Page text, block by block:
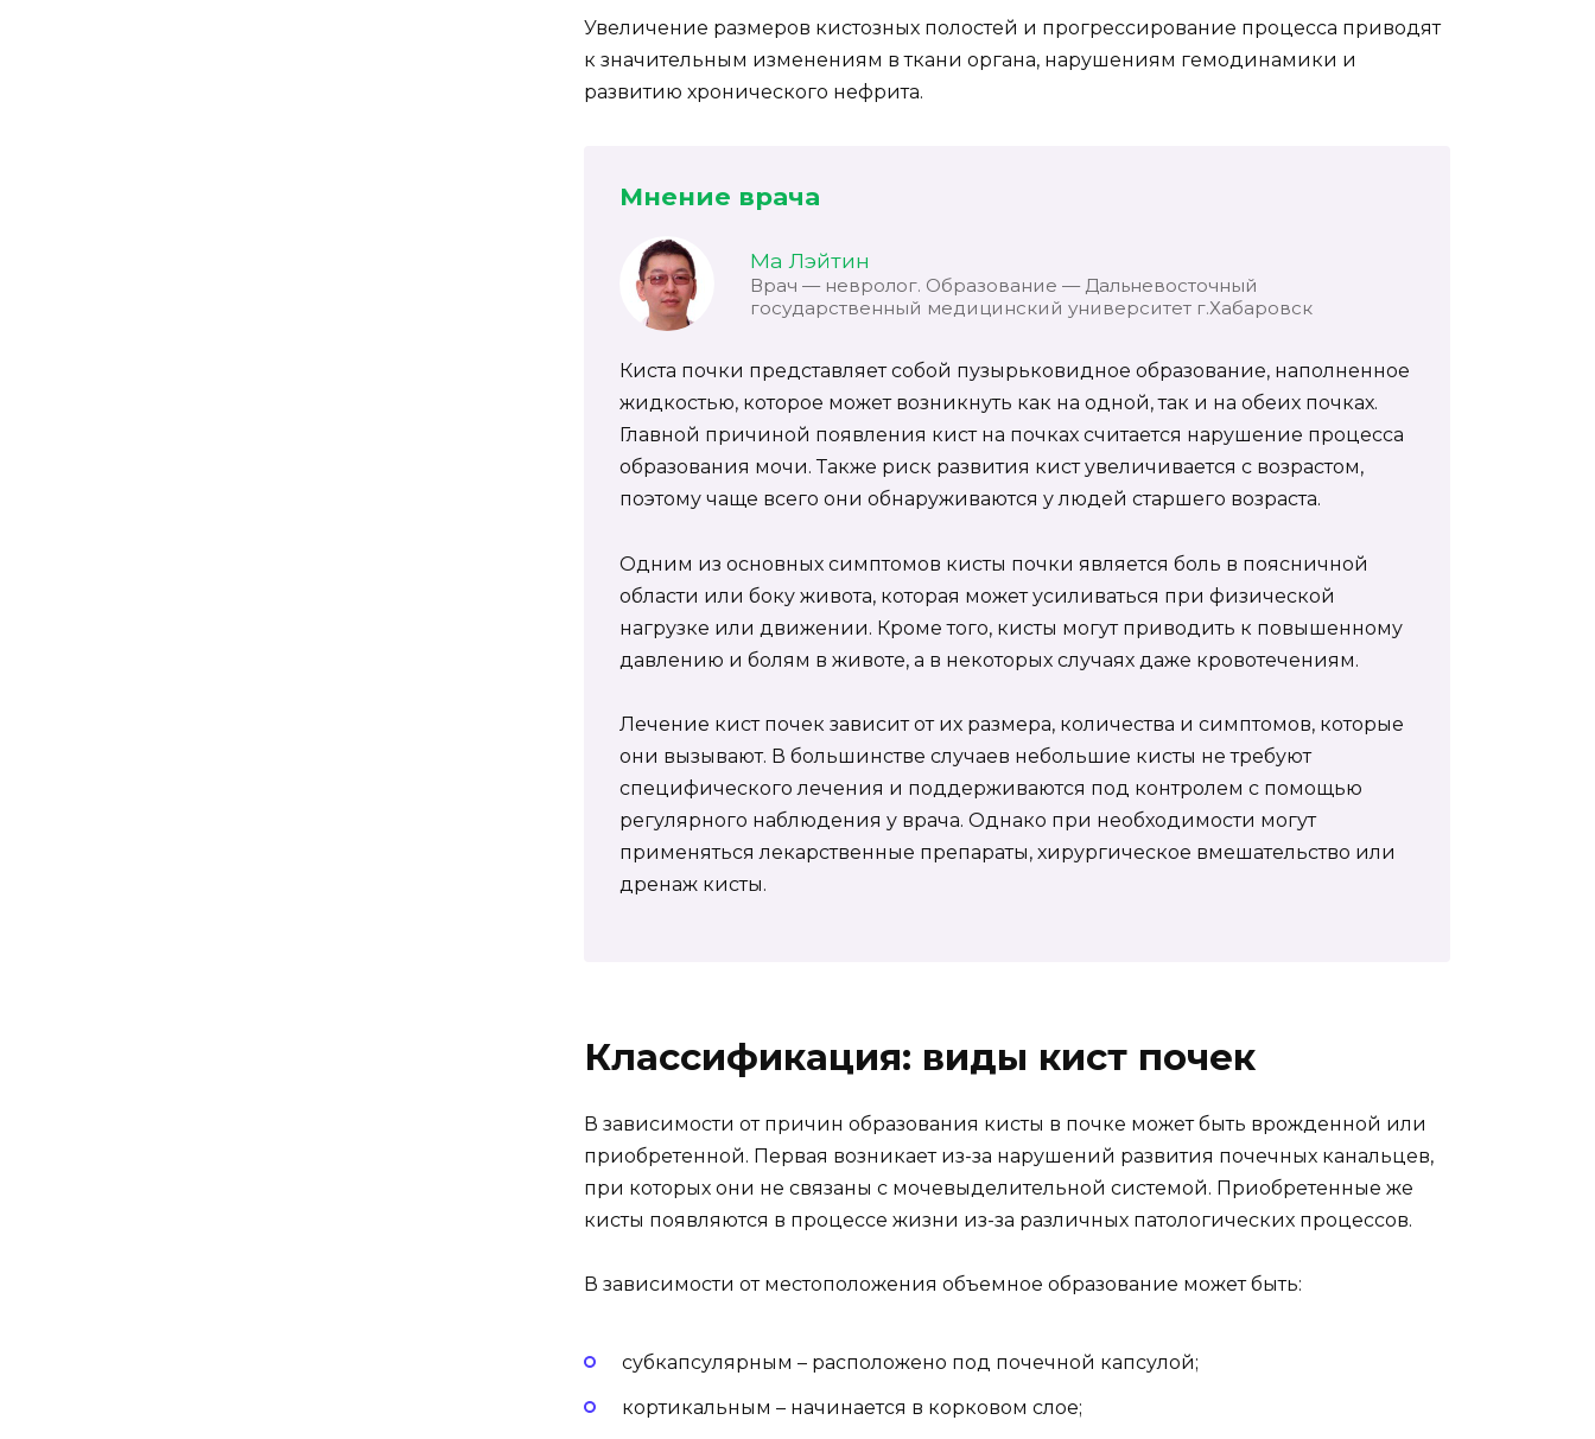
Увеличение размеров кистозных полостей и прогрессирование процесса приводят
к значительным изменениям в ткани органа, нарушениям гемодинамики и
развитию хронического нефрита.
Мнение врача
Ма Лэйтин
Врач — невролог. Образование — Дальневосточный
государственный медицинский университет г.Хабаровск
Киста почки представляет собой пузырьковидное образование, наполненное
жидкостью, которое может возникнуть как на одной, так и на обеих почках.
Главной причиной появления кист на почках считается нарушение процесса
образования мочи. Также риск развития кист увеличивается с возрастом,
поэтому чаще всего они обнаруживаются у людей старшего возраста.
Одним из основных симптомов кисты почки является боль в поясничной
области или боку живота, которая может усиливаться при физической
нагрузке или движении. Кроме того, кисты могут приводить к повышенному
давлению и болям в животе, а в некоторых случаях даже кровотечениям.
Лечение кист почек зависит от их размера, количества и симптомов, которые
они вызывают. В большинстве случаев небольшие кисты не требуют
специфического лечения и поддерживаются под контролем с помощью
регулярного наблюдения у врача. Однако при необходимости могут
применяться лекарственные препараты, хирургическое вмешательство или
дренаж кисты.
Классификация: виды кист почек
В зависимости от причин образования кисты в почке может быть врожденной или
приобретенной. Первая возникает из-за нарушений развития почечных канальцев,
при которых они не связаны с мочевыделительной системой. Приобретенные же
кисты появляются в процессе жизни из-за различных патологических процессов.
В зависимости от местоположения объемное образование может быть:
субкапсулярным – расположено под почечной капсулой;
кортикальным – начинается в корковом слое;